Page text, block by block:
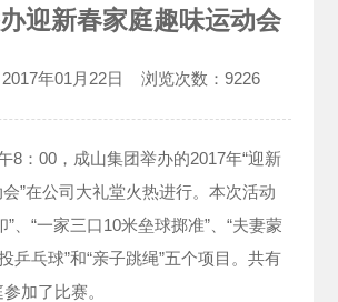
迎新春家庭趣味运动会
2017年01月22日 浏览次数： 9226
00，成山集团举办的2017年“迎新
”在公司大礼堂火热进行。本次活动
”、“一家三口10米垒球掷准”、“夫妻蒙
乒乓球”和“亲子跳绳”五个项目。共有
加了比赛。